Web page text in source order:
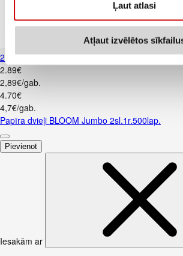
Ļaut atlasi
Atļaut izvēlētos
Papīra
2sl.1r.500lap.
2.89€
2,89€/gab.
4.70€
4,7€/gab.
Papīra dvieļi BLOOM Jumbo 2sl.1r.500lap.
Pievienot
Iesakām ar